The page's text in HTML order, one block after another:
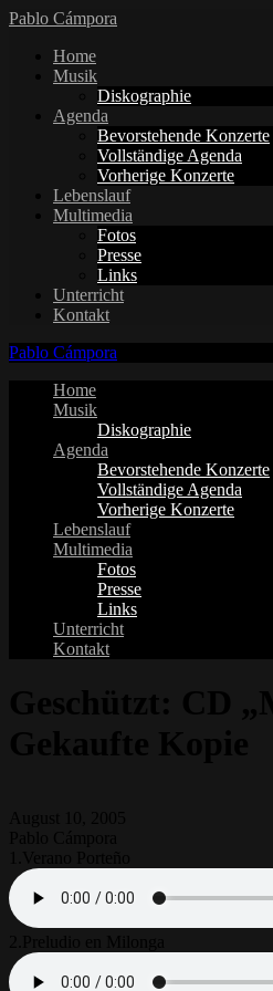
Pablo Cámpora
Home
Musik
Diskographie
Agenda
Bevorstehende Konzerte
Vollständige Agenda
Vorherige Konzerte
Lebenslauf
Multimedia
Fotos
Presse
Links
Unterricht
Kontakt
Pablo Cámpora
Home
Musik
Diskographie
Agenda
Bevorstehende Konzerte
Vollständige Agenda
Vorherige Konzerte
Lebenslauf
Multimedia
Fotos
Presse
Links
Unterricht
Kontakt